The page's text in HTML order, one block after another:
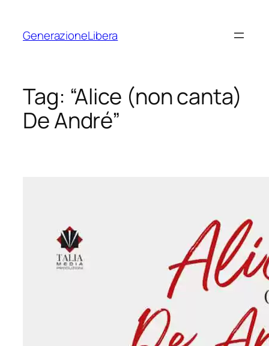
contenuto
GenerazioneLibera
Tag: “Alice (non canta)
De André”